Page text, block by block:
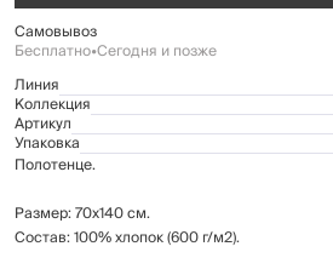
Самовывоз
Бесплатно•Сегодня и позже
Линия
Коллекция
Артикул
Упаковка
Полотенце.
Размер: 70х140 см.
Состав: 100% хлопок (600 г/м2).